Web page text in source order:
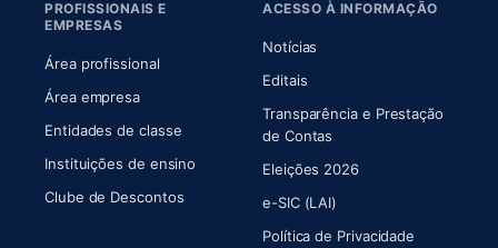
PROFISSIONAIS E
EMPRESAS
Área profissional
Área empresa
Entidades de classe
Instituições de ensino
Clube de Descontos
ACESSO À INFORMAÇÃO
Notícias
Editais
Transparência e Prestação
de Contas
Eleições 2026
e-SIC (LAI)
Política de Privacidade